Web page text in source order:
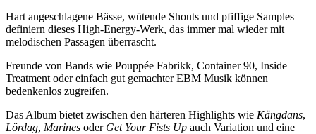
Hart angeschlagene Bässe, wütende Shouts und pfiffige Samples
definiern dieses High-Energy-Werk, das immer mal wieder mit
melodischen Passagen überrascht.
Freunde von Bands wie Pouppée Fabrikk, Container 90, Inside
Treatment oder einfach gut gemachter EBM Musik können
bedenkenlos zugreifen.
Das Album bietet zwischen den härteren Highlights wie Kängdans,
Lördag, Marines oder Get Your Fists Up auch Variation und eine